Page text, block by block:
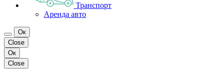
Транспорт
Аренда авто
Ок
Close
Ок
Close